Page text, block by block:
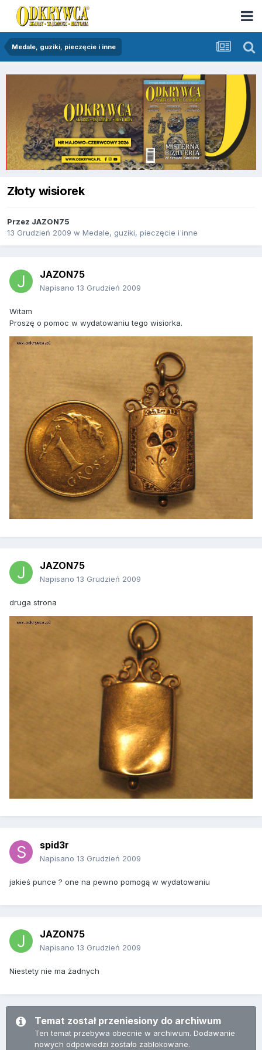
Medale, guziki, pieczęcie i inne
Złoty wisiorek
Przez JAZON75
13 Grudzień 2009 w Medale, guziki, pieczęcie i inne
JAZON75
Napisano 13 Grudzień 2009
Witam
Proszę o pomoc w wydatowaniu tego wisiorka.
JAZON75
Napisano 13 Grudzień 2009
druga strona
spid3r
Napisano 13 Grudzień 2009
jakieś punce ? one na pewno pomogą w wydatowaniu
JAZON75
Napisano 13 Grudzień 2009
Niestety nie ma żadnych
Temat został przeniesiony do archiwum
Ten temat przebywa obecnie w archiwum. Dodawanie
nowych odpowiedzi zostało zablokowane.